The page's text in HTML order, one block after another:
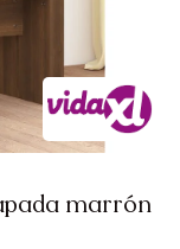
marrón